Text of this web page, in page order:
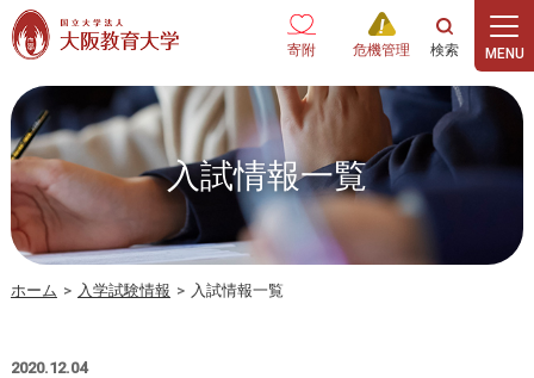
本文へ
寄附 危機管理
入試情報一覧
ホーム > 入学試験情報 > 入試情報一覧
2020.12.04